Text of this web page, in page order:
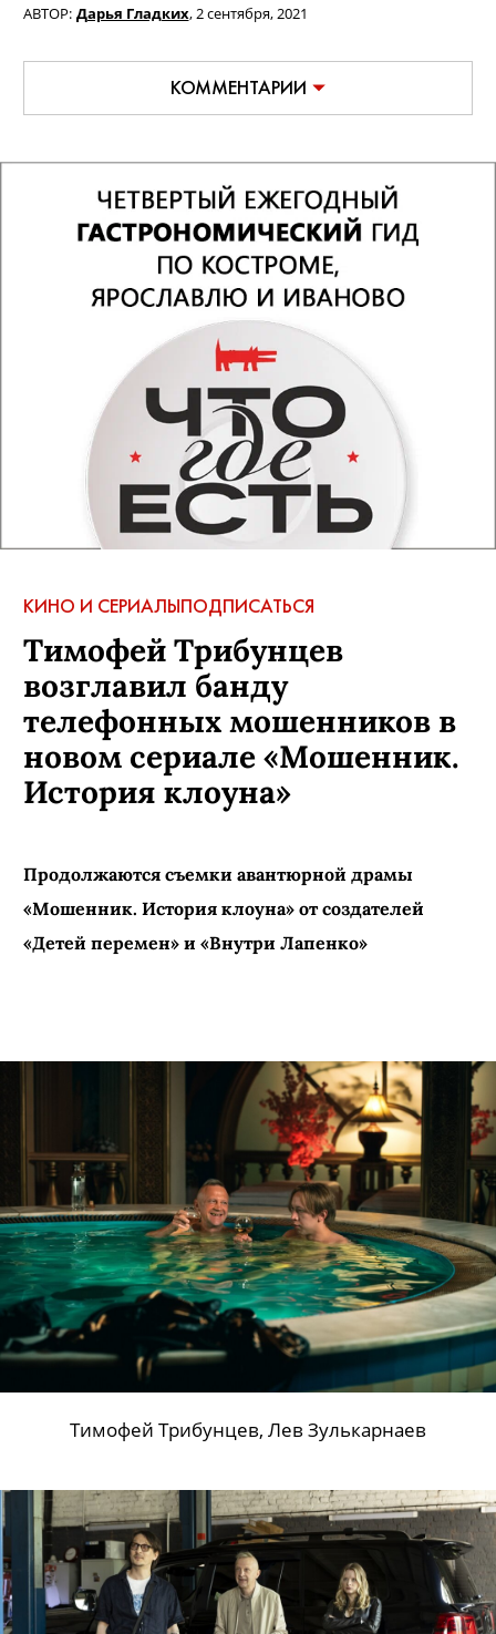
АВТОР: Дарья Гладких,2 сентября, 2021
КОММЕНТАРИИ
КИНО И СЕРИАЛЫПОДПИСАТЬСЯ
Тимофей Трибунцев
возглавил банду
телефонных мошенников в
новом сериале «Мошенник.
История клоуна»
Продолжаются съемки авантюрной драмы
«Мошенник. История клоуна» от создателей
«Детей перемен» и «Внутри Лапенко»
Тимофей Трибунцев, Лев Зулькарнаев